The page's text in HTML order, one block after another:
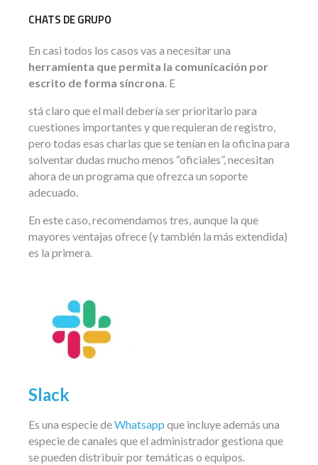
CHATS DE GRUPO
En casi todos los casos vas a necesitar una
herramienta que permita la comunicación por
escrito de forma síncrona. E
stá claro que el mail debería ser prioritario para
cuestiones importantes y que requieran de registro,
pero todas esas charlas que se tenían en la oficina para
solventar dudas mucho menos “oficiales”, necesitan
ahora de un programa que ofrezca un soporte
adecuado.
En este caso, recomendamos tres, aunque la que
mayores ventajas ofrece (y también la más extendida)
es la primera.
Slack
Es una especie deWhatsapp que incluye además una
especie de canales que el administrador gestiona que
se pueden distribuir por temáticas o equipos.